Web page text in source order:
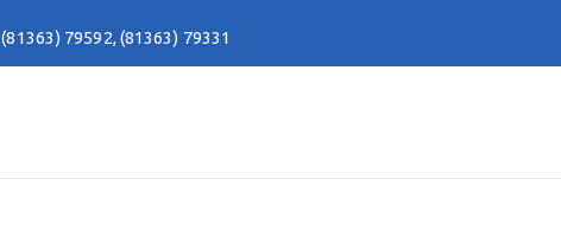
(81363) 79592,(81363) 79331